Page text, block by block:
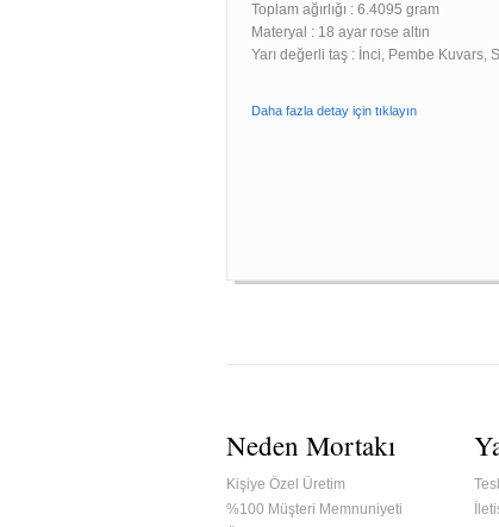
Toplam ağırlığı : 6.4095 gram
Materyal : 18 ayar rose altın
Yarı değerli taş : İnci, Pembe Kuvars,
Daha fazla detay için tıklayın
Neden Mortakı
Kişiye Özel Üretim
%100 Müşteri Memnuniyeti